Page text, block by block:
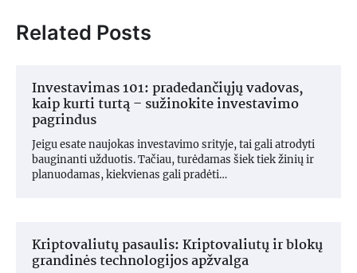
Related Posts
Investavimas 101: pradedančiųjų vadovas,
kaip kurti turtą – sužinokite investavimo
pagrindus
Jeigu esate naujokas investavimo srityje, tai gali atrodyti
bauginanti užduotis. Tačiau, turėdamas šiek tiek žinių ir
planuodamas, kiekvienas gali pradėti…
Kriptovaliutų pasaulis: Kriptovaliutų ir blokų
grandinės technologijos apžvalga